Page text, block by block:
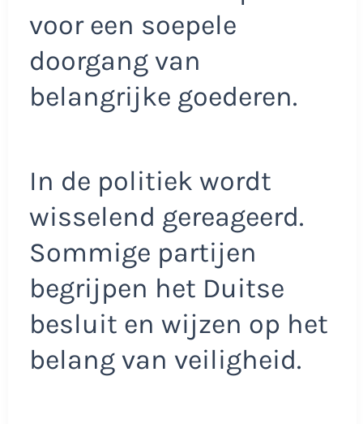
voor een soepele
doorgang van
belangrijke goederen.
In de politiek wordt
wisselend gereageerd.
Sommige partijen
begrijpen het Duitse
besluit en wijzen op het
belang van veiligheid.